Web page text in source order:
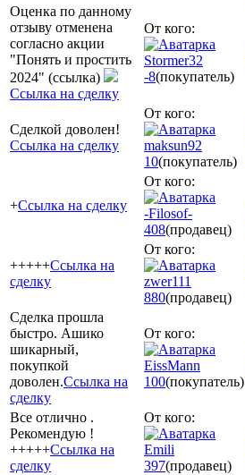
Оценка по данному
отзыву отменена
согласно акции
"Понять и простить
2024" (ссылка)
Ссылка на сделку
От кого:
Stormer32
-8(покупатель)
Сделкой доволен!
Ссылка на сделку
От кого:
maksun92
10(покупатель)
+Ссылка на сделку
От кого:
-Filosof-
408(продавец)
+++++Ссылка на
сделку
От кого:
zwer111
880(продавец)
Сделка прошла
быстро. Ашико
шикарный,
покупкой
доволен.Ссылка на
сделку
От кого:
EissMann
100(покупатель)
Все отлично .
Рекомендую !
+++++Ссылка на
сделку
От кого:
Emili
397(продавец)